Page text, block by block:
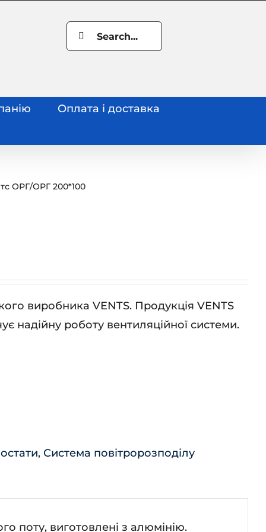
Search
for:
Оплата і доставка
ОРГ/ОРГ 200*100
виробника VENTS. Продукція VENTS
надійну роботу вентиляційної системи.
, Система повітророзподілу
поту, виготовлені з алюмінію.